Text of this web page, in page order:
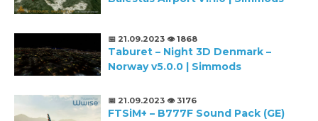
📅 21.09.2023 👁️ 1868
Taburet – Night 3D Denmark –
Norway v5.0.0 | Simmods
📅 21.09.2023 👁️ 3176
FTSiM+ – B777F Sound Pack (GE)